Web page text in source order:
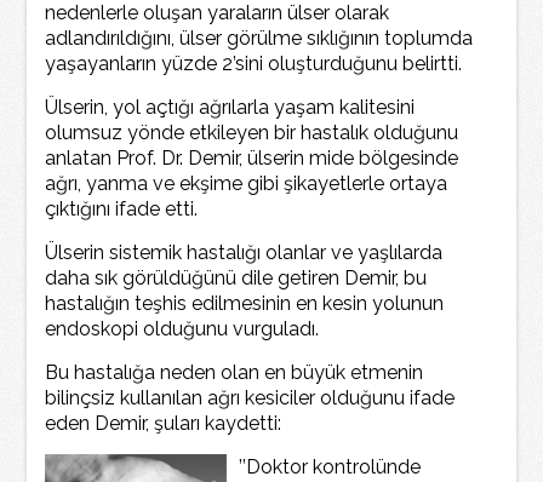
nedenlerle oluşan yaraların ülser olarak
adlandırıldığını, ülser görülme sıklığının toplumda
yaşayanların yüzde 2’sini oluşturduğunu belirtti.
Ülserin, yol açtığı ağrılarla yaşam kalitesini
olumsuz yönde etkileyen bir hastalık olduğunu
anlatan Prof. Dr. Demir, ülserin mide bölgesinde
ağrı, yanma ve ekşime gibi şikayetlerle ortaya
çıktığını ifade etti.
Ülserin sistemik hastalığı olanlar ve yaşlılarda
daha sık görüldüğünü dile getiren Demir, bu
hastalığın teşhis edilmesinin en kesin yolunun
endoskopi olduğunu vurguladı.
Bu hastalığa neden olan en büyük etmenin
bilinçsiz kullanılan ağrı kesiciler olduğunu ifade
eden Demir, şuları kaydetti:
’’Doktor kontrolünde